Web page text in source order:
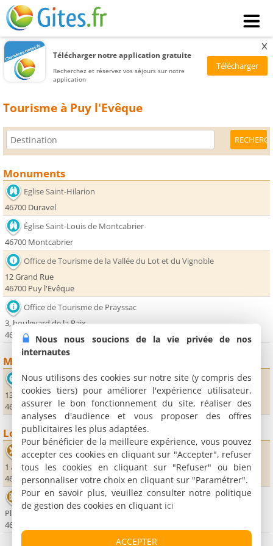
Télécharger notre application gratuite
Recherchez et réservez vos séjours sur notre
application
x
Tourisme à Puy l'Evêque
Monuments
Eglise Saint-Hilarion
46700 Duravel
Église Saint-Louis de Montcabrier
46700 Montcabrier
Office de Tourisme de la Vallée du Lot et du Vignoble
12 Grand Rue
46700 Puy l'Evêque
Office de Tourisme de Prayssac
3, boulevard de la Paix
46220 Prayssac
Musées
Manufacture de porcelaine Virebent
13 rue de l'Usine
46700 Puy l'Evêque
Loisirs
La Vigne Haute
1 avenue des Tonneliers
46140 Castelfranc
Cinéma Louis Malle
Place Dutours
46220 Prayssac
Nous nous soucions de la vie privée de nos
internautes
Nous utilisons des cookies sur notre site (y compris des
cookies tiers) pour améliorer l'expérience utilisateur,
assurer le bon fonctionnement du site, réaliser des
analyses d'audience et vous proposer des offres
publicitaires les plus adaptées.
Pour bénéficier de la meilleure expérience, vous pouvez
accepter ces cookies en cliquant sur "Accepter", refuser
tous les cookies en cliquant sur "Refuser" ou bien
personnaliser votre choix en cliquant sur "Paramétrer".
Pour en savoir plus, veuillez consulter notre politique
de gestion des cookies en cliquant ici
ACCEPTER